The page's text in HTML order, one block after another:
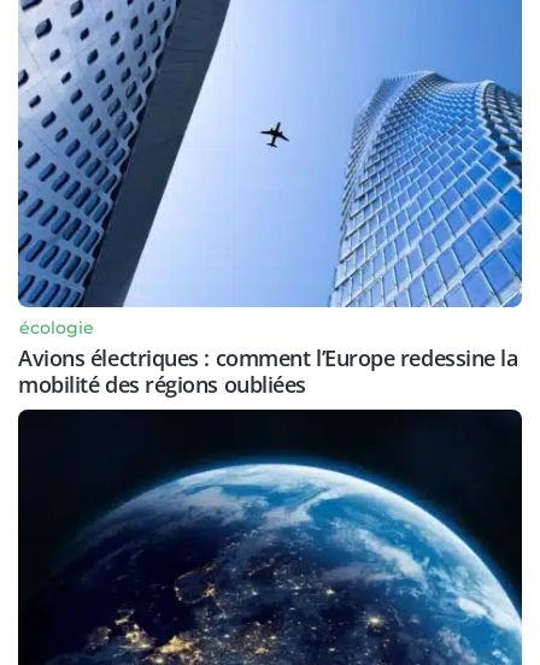
écologie
Avions électriques : comment l’Europe redessine la
mobilité des régions oubliées